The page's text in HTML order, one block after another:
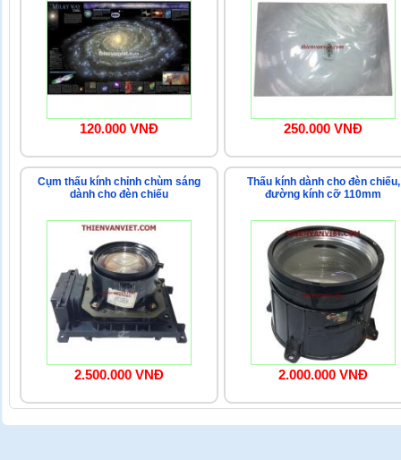
120.000 VNĐ 250.000 VNĐ
Cụm thấu kính chỉnh chùm sáng
dành cho đèn chiếu
2.500.000 VNĐ
Thấu kính dành cho đèn chiếu,
đường kính cỡ 110mm
2.000.000 VNĐ